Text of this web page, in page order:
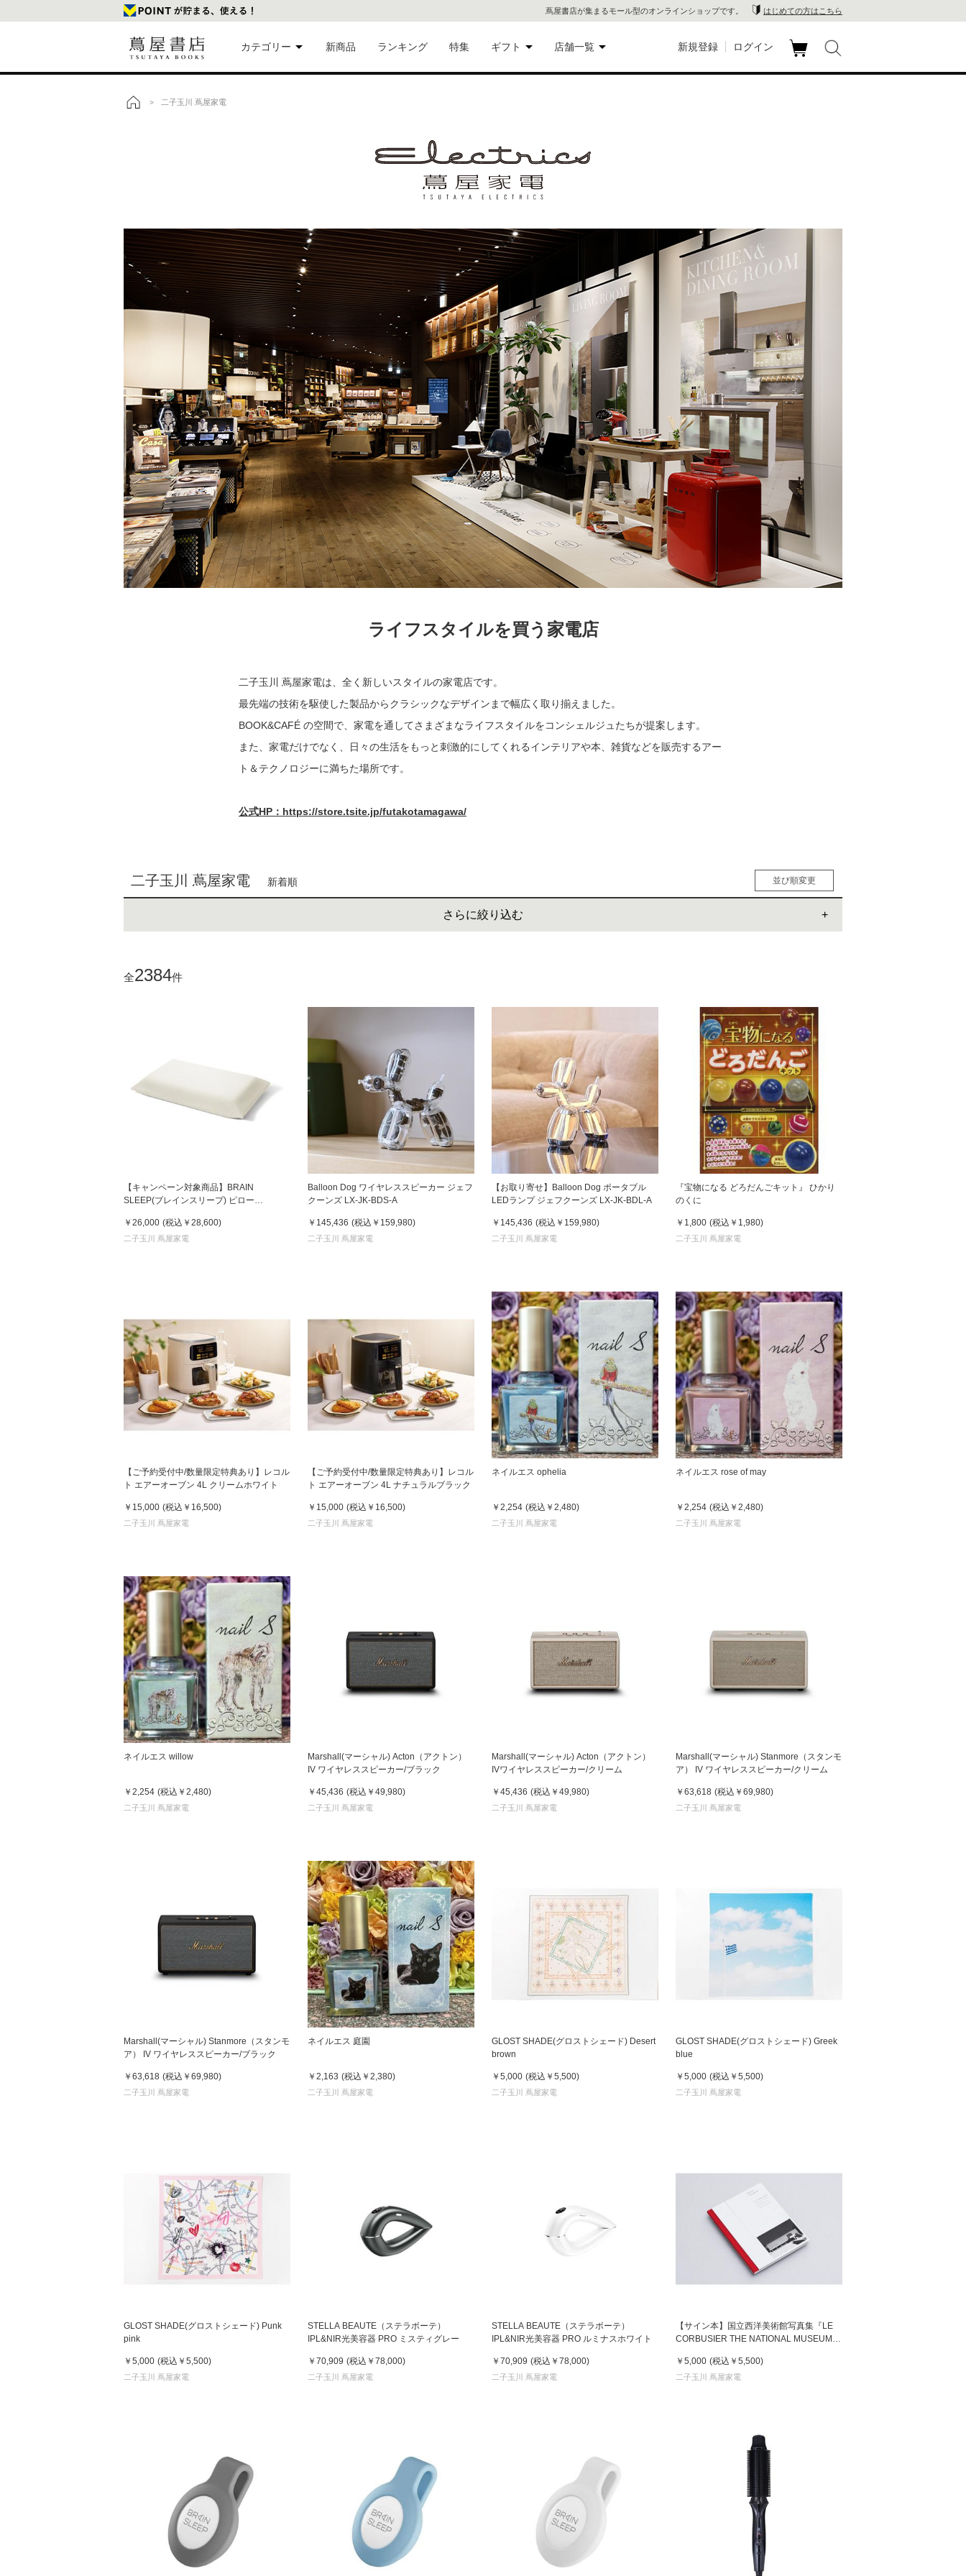
蔦屋書店が集まるモール型のオンラインショップです。 はじめての方はこちら
カテゴリー
文具
家電
食品
eギフト
新商品 ランキング 特集 ギフト
eギフト
店舗一覧
六本木 蔦
屋書店
書店
京都岡崎
蔦屋書店
梅田 蔦屋
書店
枚方 蔦屋
書店
屋書店
新規登録 ログイン
> 二子玉川 蔦屋家電
ライフスタイルを買う家電店
二子玉川 蔦屋家電は、全く新しいスタイルの家電店です。
最先端の技術を駆使した製品からクラシックなデザインまで幅広く取り揃えました。
BOOK&CAFÉ の空間で、家電を通してさまざまなライフスタイルをコンシェルジュたちが提案します。
また、家電だけでなく、日々の生活をもっと刺激的にしてくれるインテリアや本、雑貨などを販売するアー
ト＆テクノロジーに満ちた場所です。
公式HP：https://store.tsite.jp/futakotamagawa/
二子玉川 蔦屋家電 新着順
さらに絞り込む
全2384件
並び順変更
人気順
女性人気順
【キャンペーン対象商品】BRAIN
SLEEP(ブレインスリープ) ピロー
￥26,000 (税込 ￥28,600)
二子玉川 蔦屋家電
Balloon Dog ワイヤレススピーカー ジェフ
クーンズ LX-JK-BDS-A
￥145,436 (税込 ￥159,980)
二子玉川 蔦屋家電
【お取り寄せ】Balloon Dog ポータブル
LEDランプ ジェフクーンズ LX-JK-BDL-A
￥145,436 (税込 ￥159,980)
二子玉川 蔦屋家電
『宝物になる どろだんごキット』 ひかり
のくに
￥1,800 (税込 ￥1,980)
二子玉川 蔦屋家電
【ご予約受付中/数量限定特典あり】レコル
ト エアーオーブン 4L クリームホワイト
￥15,000 (税込 ￥16,500)
二子玉川 蔦屋家電
【ご予約受付中/数量限定特典あり】レコル
ト エアーオーブン 4L ナチュラルブラック
￥15,000 (税込 ￥16,500)
二子玉川 蔦屋家電
ネイルエス ophelia
￥2,254 (税込 ￥2,480)
二子玉川 蔦屋家電
ネイルエス rose of may
￥2,254 (税込 ￥2,480)
二子玉川 蔦屋家電
ネイルエス willow
￥2,254 (税込 ￥2,480)
二子玉川 蔦屋家電
Marshall(マーシャル) Acton（アクトン）
IV ワイヤレススピーカー/ブラック
￥45,436 (税込 ￥49,980)
二子玉川 蔦屋家電
Marshall(マーシャル) Acton（アクトン）
IVワイヤレススピーカー/クリーム
￥45,436 (税込 ￥49,980)
二子玉川 蔦屋家電
Marshall(マーシャル) Stanmore（スタンモ
ア） IV ワイヤレススピーカー/クリーム
￥63,618 (税込 ￥69,980)
二子玉川 蔦屋家電
Marshall(マーシャル) Stanmore（スタンモ
ア） IV ワイヤレススピーカー/ブラック
￥63,618 (税込 ￥69,980)
二子玉川 蔦屋家電
ネイルエス 庭園
￥2,163 (税込 ￥2,380)
二子玉川 蔦屋家電
GLOST SHADE(グロストシェード) Desert
brown
￥5,000 (税込 ￥5,500)
二子玉川 蔦屋家電
GLOST SHADE(グロストシェード) Greek
blue
￥5,000 (税込 ￥5,500)
二子玉川 蔦屋家電
GLOST SHADE(グロストシェード) Punk
pink
￥5,000 (税込 ￥5,500)
二子玉川 蔦屋家電
STELLA BEAUTE（ステラボーテ）
IPL&NIR光美容器 PRO ミスティグレー
￥70,909 (税込 ￥78,000)
二子玉川 蔦屋家電
STELLA BEAUTE（ステラボーテ）
IPL&NIR光美容器 PRO ルミナスホワイト
￥70,909 (税込 ￥78,000)
二子玉川 蔦屋家電
【サイン本】国立西洋美術館写真集『LE
CORBUSIER THE NATIONAL MUSEUM
西洋美術館 写真 / 瀧本幹也』
￥5,000 (税込 ￥5,500)
二子玉川 蔦屋家電